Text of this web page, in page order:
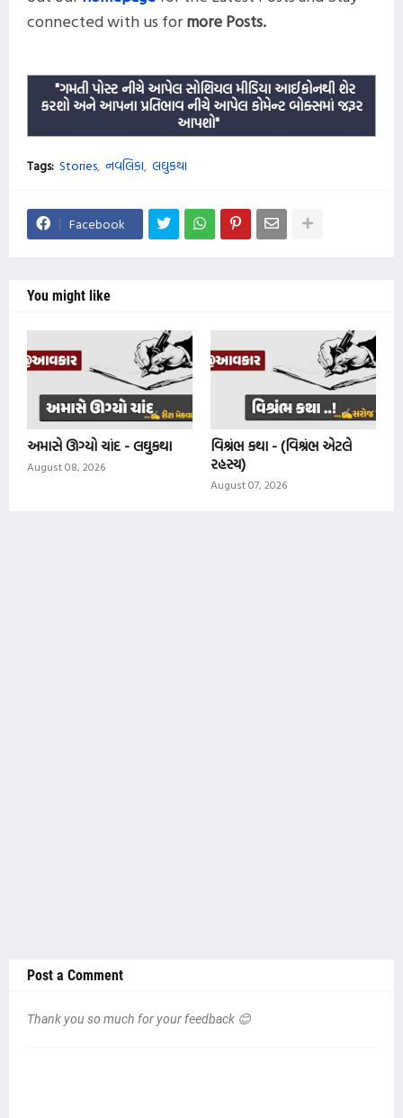
connected with us formorePosts.
"ગમતી પોસ્ટ નીચે આપેલ સોશિયલ મીડિયા આઈકોનથી શેર
કરશો અને આપના પ્રતિભાવ નીચે આપેલ કોમેન્ટ બોક્સમાં જરૂર
આપશો"
Tags: Stories નવલિકા લઘુકથા
Facebook
You might like
અમાસે ઊગ્યો ચાંદ - લઘુકથા
August 08, 2026
વિશ્રંભ કથા - (વિશ્રંભ એટલે
રહસ્ય)
August 07, 2026
Post a Comment
Thank you so much for your feedback 😊